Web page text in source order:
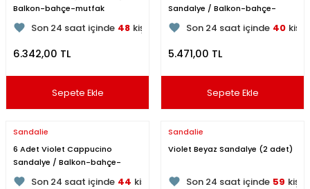
Balkon-bahçe-mutfak
140 kişi inceliyor
Son 24 saat içinde 48 kişi favoriledi
140 kişi inceledi
6.342,00 TL
Sepete Ekle
Sandalye / Balkon-bahçe-
mutfak
136 kişi inceliyor
Son 24 saat içinde 40 kişi
136 kişi inceledi
5.471,00 TL
Sepete Ekle
Sandalie
6 Adet Violet Cappucino
Sandalye / Balkon-bahçe-
mutfak
180 kişi inceliyor
Son 24 saat içinde 44 kişi favoriledi
Sandalie
Violet Beyaz Sandalye (2 adet)
Son 24 saat içinde 59 kişi